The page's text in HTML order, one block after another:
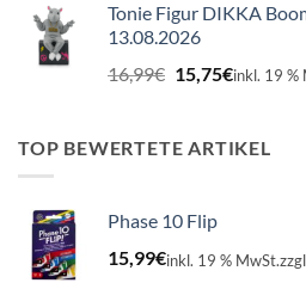
Tonie Figur DIKKA
13.08.2026
16,99€ Ursprünglicher
Preis
16,99€
15,75€Aktueller
15,75€.
inkl. 19 %
TOP BEWERTETE ARTIKEL
Phase 10 Flip
15,99€inkl. 19 % MwSt.